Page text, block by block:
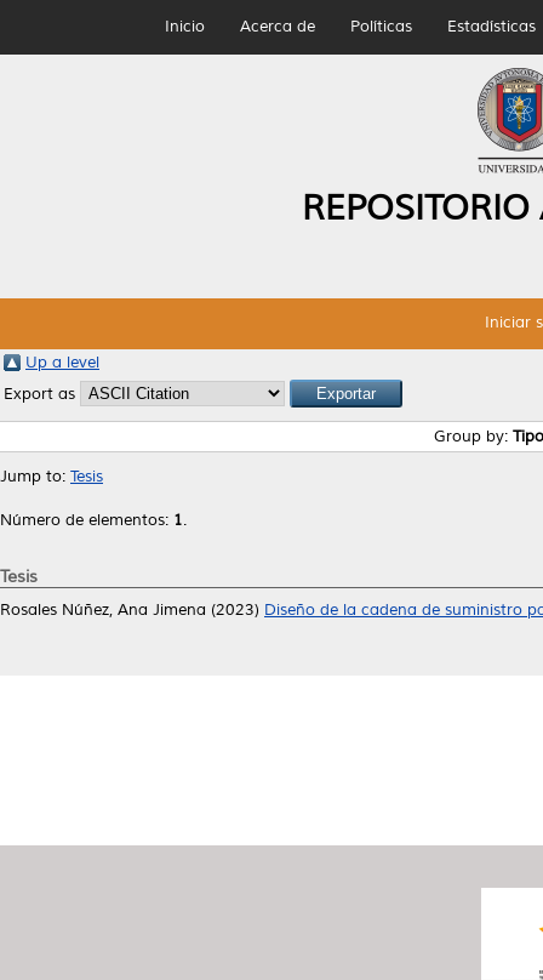
Inicio Acerca de Políticas Estadísticas
Iniciar
Up a level
Export as
Group by:
Jump to: Tesis
Número de elementos: 1.
Tesis
Rosales Núñez, Ana Jimena (2023) Diseño de la cadena de suministro